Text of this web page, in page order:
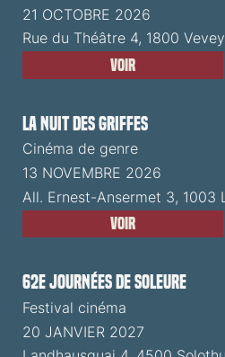
21 OCTOBRE 2026
Rue du Théâtre 4, 1800
Voir
La Nuit des Griffes
Cinéma de genre
13 NOVEMBRE 2026
All. Ernest-Ansermet 3, 1003
Voir
62e Journées de Soleure
Festival cinéma
20 JANVIER 2027